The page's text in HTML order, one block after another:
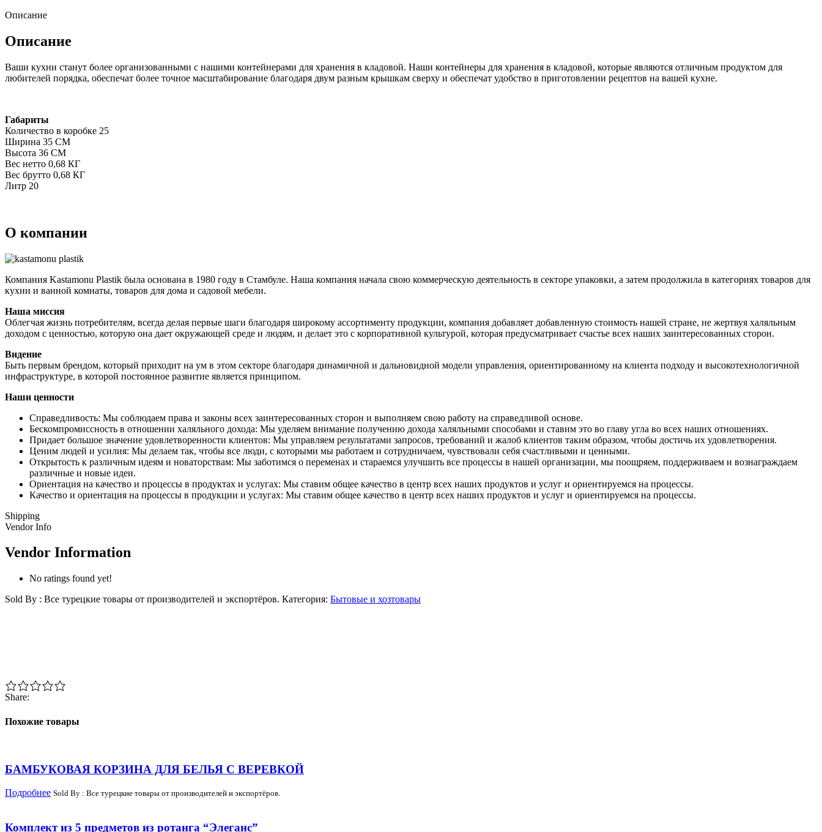
Описание
Описание
Ваши кухни станут более организованными с нашими контейнерами для хранения в кладовой. Наши контейнеры для хранения в кладовой, которые являются отличным продуктом для
любителей порядка, обеспечат более точное масштабирование благодаря двум разным крышкам сверху и обеспечат удобство в приготовлении рецептов на вашей кухне.
Габариты
Количество в коробке 25
Ширина 35 СМ
Высота 36 СМ
Вес нетто 0,68 КГ
Вес брутто 0,68 КГ
Литр 20
О компании
Компания Kastamonu Plastik была основана в 1980 году в Стамбуле. Наша компания начала свою коммерческую деятельность в секторе упаковки, а затем продолжила в категориях товаров для
кухни и ванной комнаты, товаров для дома и садовой мебели.
Наша миссия
Облегчая жизнь потребителям, всегда делая первые шаги благодаря широкому ассортименту продукции, компания добавляет добавленную стоимость нашей стране, не жертвуя халяльным
доходом с ценностью, которую она дает окружающей среде и людям, и делает это с корпоративной культурой, которая предусматривает счастье всех наших заинтересованных сторон.
Видение
Быть первым брендом, который приходит на ум в этом секторе благодаря динамичной и дальновидной модели управления, ориентированному на клиента подходу и высокотехнологичной
инфраструктуре, в которой постоянное развитие является принципом.
Наши ценности
Справедливость: Мы соблюдаем права и законы всех заинтересованных сторон и выполняем свою работу на справедливой основе.
Бескомпромиссность в отношении халяльного дохода: Мы уделяем внимание получению дохода халяльными способами и ставим это во главу угла во всех наших отношениях.
Придает большое значение удовлетворенности клиентов: Мы управляем результатами запросов, требований и жалоб клиентов таким образом, чтобы достичь их удовлетворения.
Ценим людей и усилия: Мы делаем так, чтобы все люди, с которыми мы работаем и сотрудничаем, чувствовали себя счастливыми и ценными.
Открытость к различным идеям и новаторствам: Мы заботимся о переменах и стараемся улучшить все процессы в нашей организации, мы поощряем, поддерживаем и вознаграждаем
различные и новые идеи.
Ориентация на качество и процессы в продуктах и услугах: Мы ставим общее качество в центр всех наших продуктов и услуг и ориентируемся на процессы.
Качество и ориентация на процессы в продукции и услугах: Мы ставим общее качество в центр всех наших продуктов и услуг и ориентируемся на процессы.
Shipping
Vendor Info
Vendor Information
No ratings found yet!
Sold By : Все турецкие товары от производителей и экспортёров. Категория: Бытовые и хозтовары
Share:
Похожие товары
БАМБУКОВАЯ КОРЗИНА ДЛЯ БЕЛЬЯ С ВЕРЕВКОЙ
Подробнее Sold By : Все турецкие товары от производителей и экспортёров.
Комплект из 5 предметов из ротанга “Элеганс”